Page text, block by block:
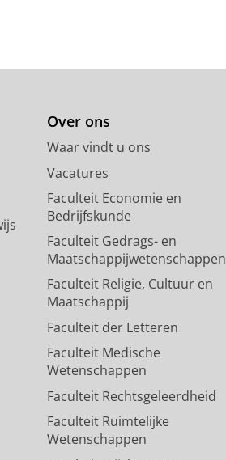
Over ons
Waar vindt u ons
Vacatures
Faculteit Economie en
Bedrijfskunde
Faculteit Gedrags- en
Maatschappijwetenschappen
Faculteit Religie, Cultuur en
Maatschappij
Faculteit der Letteren
Faculteit Medische
Wetenschappen
Faculteit Rechtsgeleerdheid
Faculteit Ruimtelijke
Wetenschappen